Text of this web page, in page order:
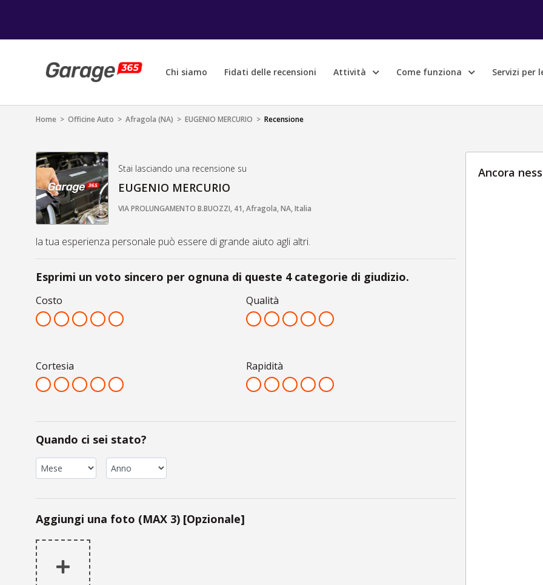
Chi siamo Fidati delle recensioni Attività Come funziona Servizi per
Home > Officine Auto > Afragola (NA) > EUGENIO MERCURIO > Recensione
Stai lasciando una recensione su
EUGENIO MERCURIO
VIA PROLUNGAMENTO B.BUOZZI, 41, Afragola, NA, Italia
la tua esperienza personale può essere di grande aiuto agli altri.
Esprimi un voto sincero per ognuna di queste 4 categorie di giudizio.
Costo Qualità
Cortesia Rapidità
Quando ci sei stato?
Aggiungi una foto (MAX 3) [Opzionale]
Ancora